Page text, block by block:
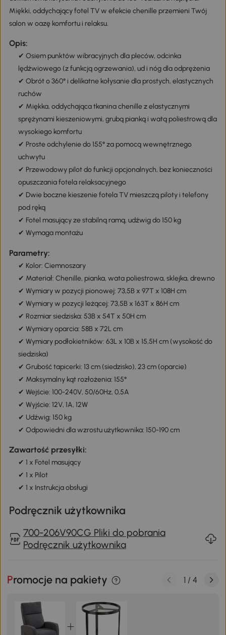
Miękki, oddychający fotel TV w efekcie chenille przemieni Twój
salon w oazę komfortu i relaksu.
Opis:
✔ Osiem punktów wibracyjnych dla pleców, odcinka
lędźwiowego (z funkcją ogrzewania), ud i nóg dla odprężenia
✔ Obrót o 360° i delikatne kołysanie dla prostych, elastycznych
ruchów
✔ Miękka, oddychająca tkanina chenille z elastycznymi
sprężynami kieszeniowymi, grubą pianką i watą poliestrową dla
wysokiego komfortu
✔ Proste odchylenie do 155° za pomocą wewnętrznego
uchwytu
✔ Przewodowy pilot do funkcji opcjonalnych, bez konieczności
opuszczania fotela relaksacyjnego
✔ Dwie boczne kieszenie fotela TV mieszczą piloty i telefony
pod ręką
✔ Fotel masujący ze stabilną ramą, udźwig do 150 kg
✔ Wymaga montażu
Parametry:
✔ Kolor: Ciemnoszary
✔ Materiał: Chenille, pianka, wata poliestrowa, sklejka, drewno
✔ Wymiary w pozycji pionowej: 73,5B x 97T x 108H cm
✔ Wymiary w pozycji leżącej: 73,5B x 163T x 86H cm
✔ Rozmiar siedziska: 53B x 54T x 50H cm
✔ Wymiary oparcia: 58B x 72L cm
✔ Wymiary podłokietników: 63L x 10B x 15,5H cm (wysokość do
siedziska)
✔ Grubość tapicerki: 13 cm (siedzisko), 23 cm (oparcie)
✔ Maksymalny kąt rozłożenia: 155°
✔ Wejście: 100-240V, 50/60Hz, 0,5A
✔ Wyjście: 12V, 1A, 12W
✔ Udźwig: 150 kg
✔ Odpowiedni dla wzrostu użytkownika: 150-190 cm
Zawartość przesyłki:
✔ 1 x Fotel masujący
✔ 1 x Pilot
✔ 1 x Instrukcja obsługi
Podręcznik użytkownika
700-206V90CG Pliki do pobrania
Podręcznik użytkownika
Promocje na pakiety 1 / 4